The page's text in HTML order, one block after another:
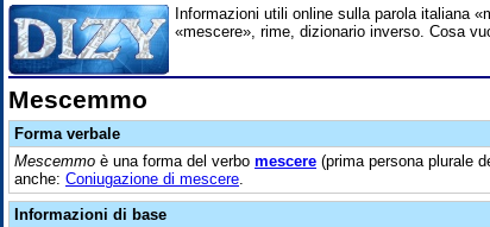
Informazioni utili online sulla parola italiana
«mescere», rime, dizionario inverso. Cosa
Mescemmo
Forma verbale
Mescemmo è una forma del verbo mescere (prima persona plurale
anche: Coniugazione di mescere
Informazioni di base